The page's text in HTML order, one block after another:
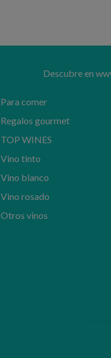
Descubre en
Para comer
Regalos gourmet
TOP WINES
Vino tinto
Vino blanco
Vino rosado
Otros vinos